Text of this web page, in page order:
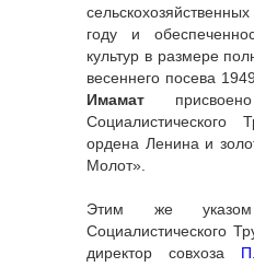
году и
культур в размере
весеннего посева
Имамат
Социалистического
ордена Ленина и
Молот».
Этим же
Социалистического
директор совхоза